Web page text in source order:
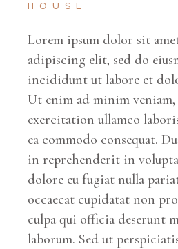
HOUSE
Lorem ipsum dolor sit
adipiscing elit, sed do
incididunt ut labore et
Ut enim ad minim
exercitation ullamco
ea commodo consequat.
in reprehenderit in
dolore eu fugiat nulla
occaecat cupidatat non
culpa qui officia deserunt
laborum. Sed ut